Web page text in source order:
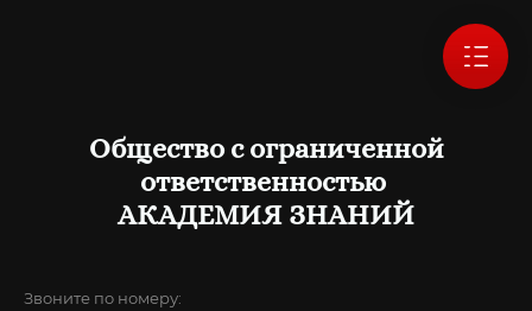
Общество с ограниченной
ответственностью
АКАДЕМИЯ ЗНАНИЙ
Звоните по номеру: